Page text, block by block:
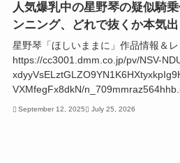
人気爆乳中の星野琴の疑似騎
ンニング、どれで抜くか本気出
星野琴「ほしいままに」作品情報＆
https://cc3001.dmm.co.jp/pv/NSV-
VXMfegFx8dkN/
September 12, 2025 July 25, 2026